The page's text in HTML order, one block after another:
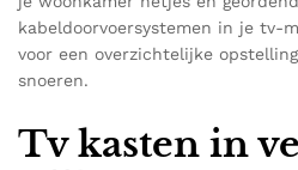
kabeldoorvoersystemen in je tv-
voor een overzichtelijke
snoeren.
Tv kasten in